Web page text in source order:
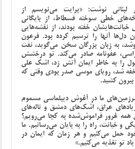
نوشت: «برایت می‌نویسم از
خطی سوخته فسطاط، از بایگانی
خفته بودند، از نقشه‌هایی
دل‌ها آنها را ترسیم کرده بود. فرعون
به زبان بزرگان سخن می‌گوید، نفت
عفونامه صادر می‌کند. تو درخشش
را به خاطر ایمان آتش زد، اشک علی
شد، رویای موسی صدر بودی وقتی که
کشید.
ما در آغوش دیپلماسی مسموم
عراق، اشک‌های دمشق و ناله‌های
همه غرور فراموش‌شده به کجا می‌رویم؟
و خیانت، راه را به پایان می‌رسانیم. ما
حمل می‌کنیم و هر زمان که ایمان در
تو تغذیه می‌کنیم.»